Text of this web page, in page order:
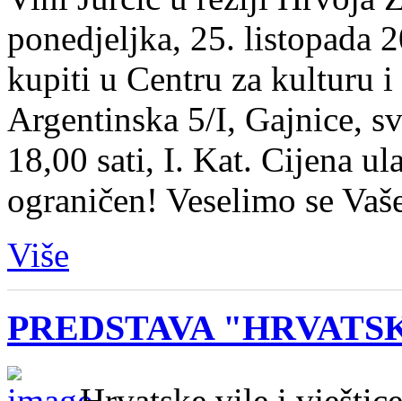
ponedjeljka, 25. listopada
kupiti u Centru za kulturu i
Argentinska 5/I, Gajnice,
18,00 sati, I. Kat. Cijena
ograničen! Veselimo se
Više
PREDSTAVA